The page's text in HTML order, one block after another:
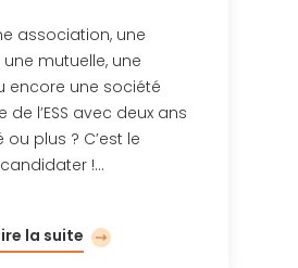
association, une
mutuelle, une
encore une société
l’ESS avec deux ans
ou plus ? C’est le
!…
la suite